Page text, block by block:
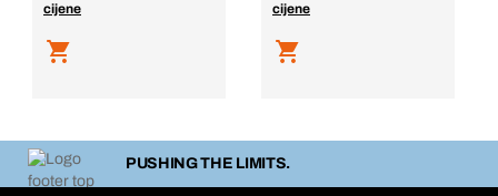
cijene
cijene
PUSHING THE LIMITS.